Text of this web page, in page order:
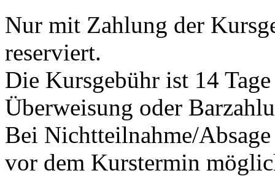
Nur mit Zahlung der
reserviert.
Die Kursgebühr ist 14
Überweisung oder
Bei Nichtteilnahme/
vor dem Kurstermin